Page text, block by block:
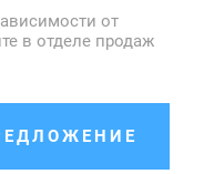
от
в отделе продаж